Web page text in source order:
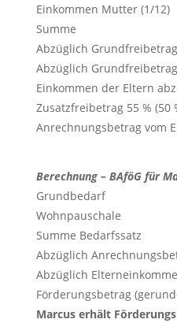
Einkommen Mutter (1/12)
Summe
Abzüglich
Abzüglich
Einkommen der Eltern
Zusatzfreibetrag 55 %
Anrechnungsbetrag vom
Berechnung – BAföG für
Grundbedarf
Wohnpauschale
Summe Bedarfssatz
Abzüglich
Abzüglich
Förderungsbetrag
Marcus erhält